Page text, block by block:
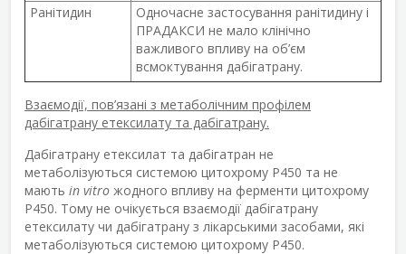
Ранітидин
Одночасне застосування ранітидину і
ПРАДАКСИ не мало клінічно
важливого впливу на об’єм
всмоктування дабігатрану.
Взаємодії, пов’язані з метаболічним профілем
дабігатрану етексилату та дабігатрану.
Дабігатрану етексилат та дабігатран не
метаболізуються системою цитохрому P450 та не
мають in vitro жодного впливу на ферменти цитохрому
P450. Тому не очікується взаємодії дабігатрану
етексилату чи дабігатрану з лікарськими засобами, які
метаболізуються системою цитохрому Р450.